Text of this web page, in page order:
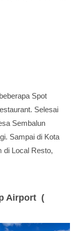
Spot
Selesai
Sembalun
Sampai di Kota
di Local Resto,
Airport (